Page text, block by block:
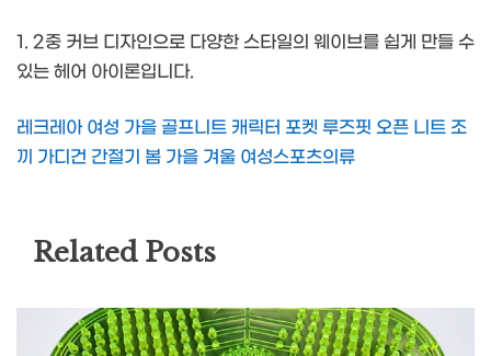
1. 2중 커브 디자인으로 다양한 스타일의 웨이브를 쉽게 만들 수
있는 헤어 아이론입니다.
레크레아 여성 가을 골프니트 캐릭터 포켓 루즈핏 오픈 니트 조
끼 가디건 간절기 봄 가을 겨울 여성스포츠의류
Related Posts